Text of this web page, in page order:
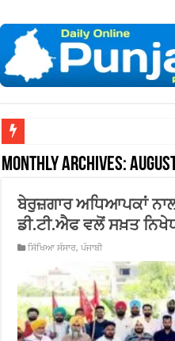
Monthly Archives:
ਬੇਰੁਜ਼ਗਾਰ ਅਧਿਆਪਕਾਂ
ਡੀ.ਟੀ.ਐਫ ਵਲੋਂ ਸਖ਼ਤ
ਸਿੱਖਿਆ ਸੰਸਾਰ,ਪੰਜਾਬੀ